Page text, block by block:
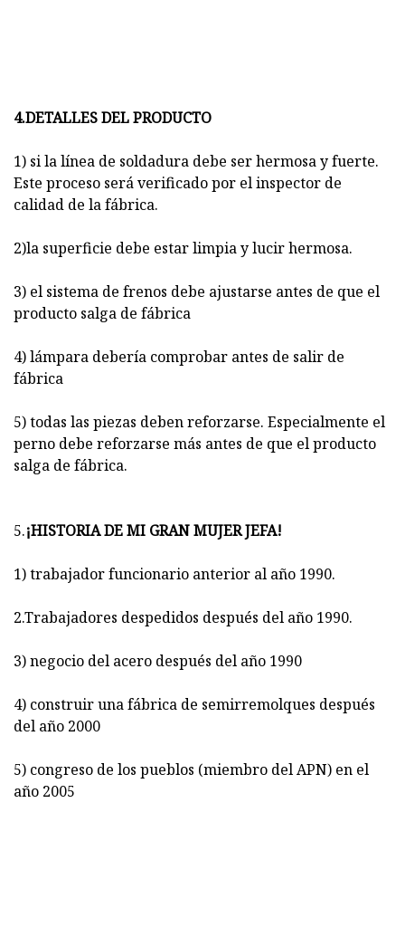
4.DETALLES DEL PRODUCTO
1) si la línea de soldadura debe ser hermosa y fuerte.
Este proceso será verificado por el inspector de
calidad de la fábrica.
2)la superficie debe estar limpia y lucir hermosa.
3) el sistema de frenos debe ajustarse antes de que el
producto salga de fábrica
4) lámpara debería comprobar antes de salir de
fábrica
5) todas las piezas deben reforzarse. Especialmente el
perno debe reforzarse más antes de que el producto
salga de fábrica.
5.¡HISTORIA DE MI GRAN MUJER JEFA!
1) trabajador funcionario anterior al año 1990.
2.Trabajadores despedidos después del año 1990.
3) negocio del acero después del año 1990
4) construir una fábrica de semirremolques después
del año 2000
5) congreso de los pueblos (miembro del APN) en el
año 2005